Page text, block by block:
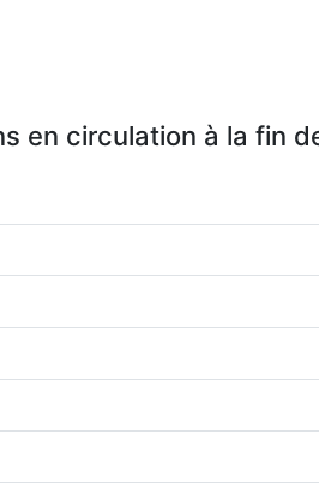
en circulation à la fin